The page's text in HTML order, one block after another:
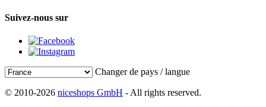
Suivez-nous sur
Changer de pays / langue
© 2010-2026 niceshops GmbH - All rights reserved.